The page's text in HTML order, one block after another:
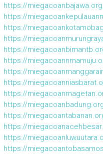
https://miegacoanbajawa.org
https://
https://
https://
https://
https://
https://
https://
https://
https://
https://
https://
https://
https://